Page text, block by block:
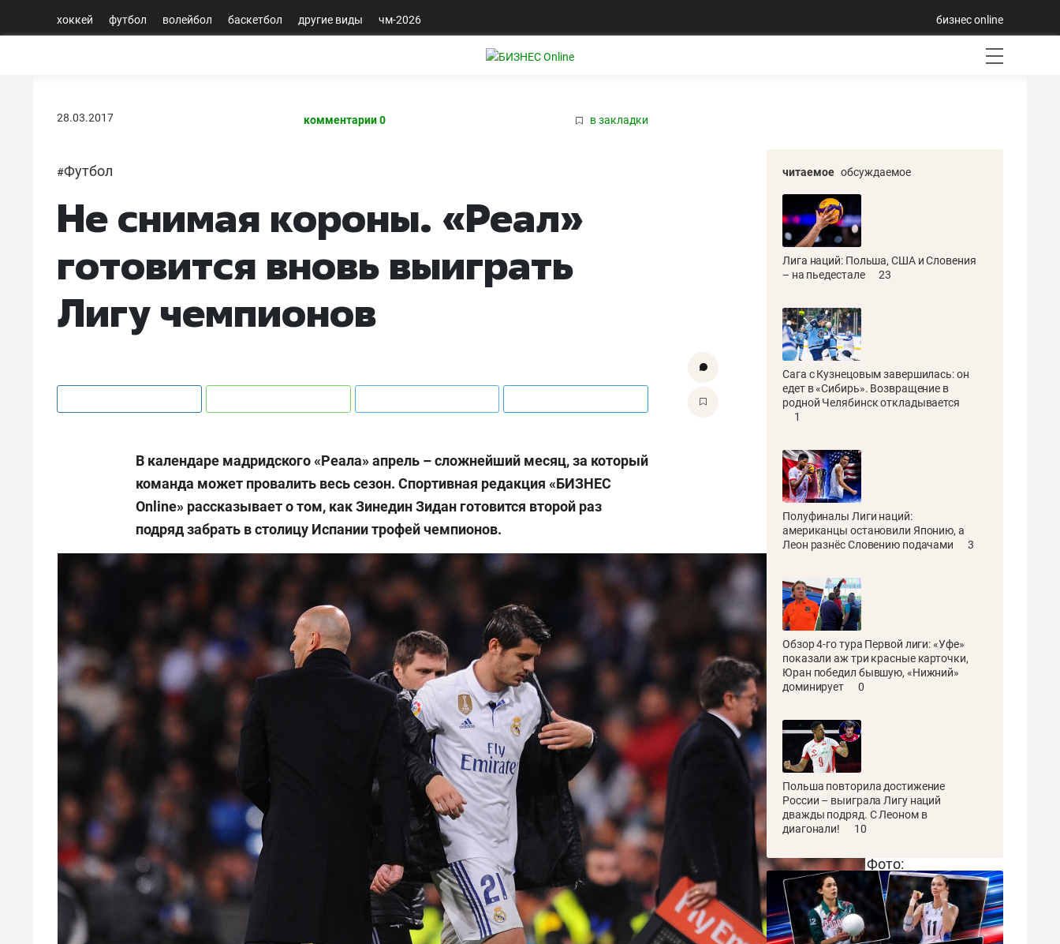
хоккей футбол волейбол баскетбол другие виды чм-2026 бизнес online
28.03.2017 комментарии 0 в закладки
#Футбол
Не снимая короны. «Реал»
готовится вновь выиграть
Лигу чемпионов
В календаре мадридского «Реала» апрель – сложнейший месяц, за который
команда может провалить весь сезон. Спортивная редакция «БИЗНЕС
Online» рассказывает о том, как Зинедин Зидан готовится второй раз
подряд забрать в столицу Испании трофей чемпионов.
Фото:
Denis
Doyle/
Getty
читаемое обсуждаемое
Лига наций: Польша, США и Словения
– на пьедестале
23
Сага с Кузнецовым завершилась: он
едет в «Сибирь». Возвращение в
родной Челябинск откладывается
1
Полуфиналы Лиги наций:
американцы остановили Японию, а
Леон разнёс Словению подачами
3
Обзор 4-го тура Первой лиги: «Уфе»
показали аж три красные карточки,
Юран победил бывшую, «Нижний»
доминирует
0
Польша повторила достижение
России – выиграла Лигу наций
дважды подряд. С Леоном в
диагонали!
10